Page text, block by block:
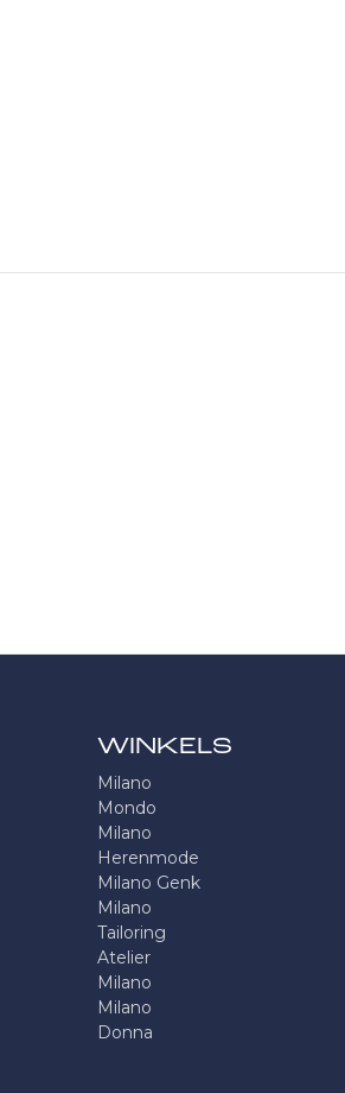
WINKELS
Milano
Mondo
Milano
Herenmode
Milano Genk
Milano
Tailoring
Atelier
Milano
Milano
Donna